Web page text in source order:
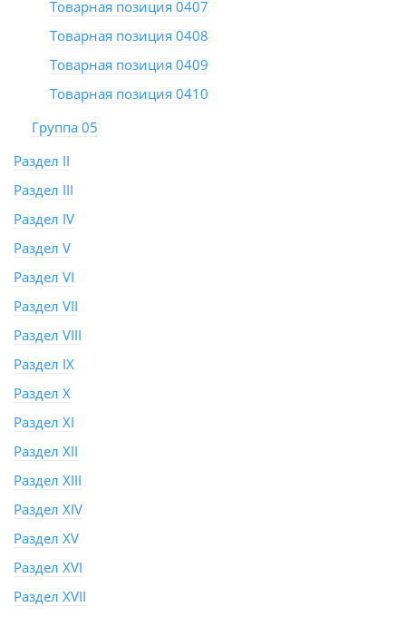
Товарная позиция 0407
Товарная позиция 0408
Товарная позиция 0409
Товарная позиция 0410
Группа 05
Раздел II
Раздел III
Раздел IV
Раздел V
Раздел VI
Раздел VII
Раздел VIII
Раздел IX
Раздел X
Раздел XI
Раздел XII
Раздел XIII
Раздел XIV
Раздел XV
Раздел XVI
Раздел XVII